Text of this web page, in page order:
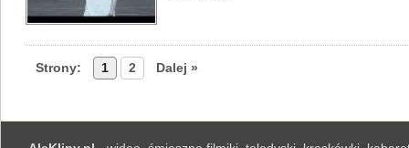
Strony: 1 2 Dalej »